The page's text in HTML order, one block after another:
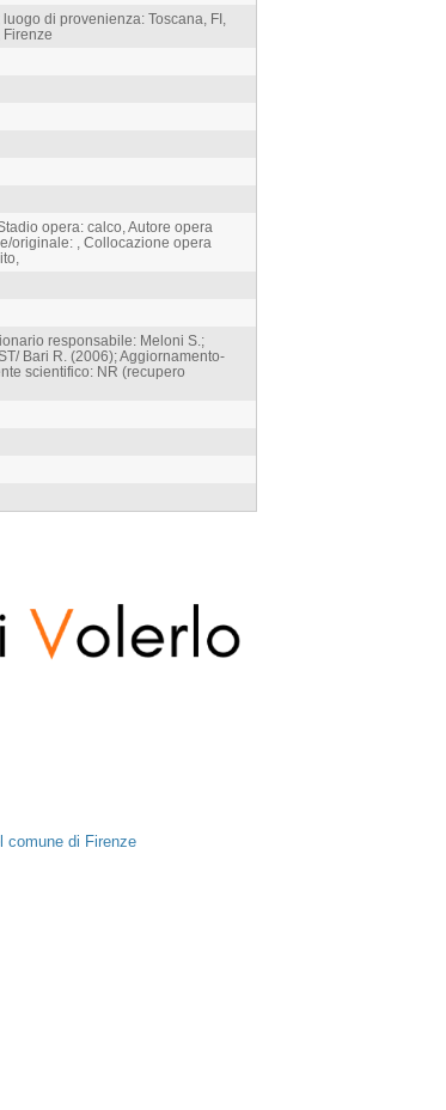
di provenienza: Toscana, FI,
Firenze
opera: calco, Autore opera
originale: , Collocazione opera
responsabile: Meloni S.;
Bari R. (2006); Aggiornamento-
scientifico: NR (recupero
comune di Firenze